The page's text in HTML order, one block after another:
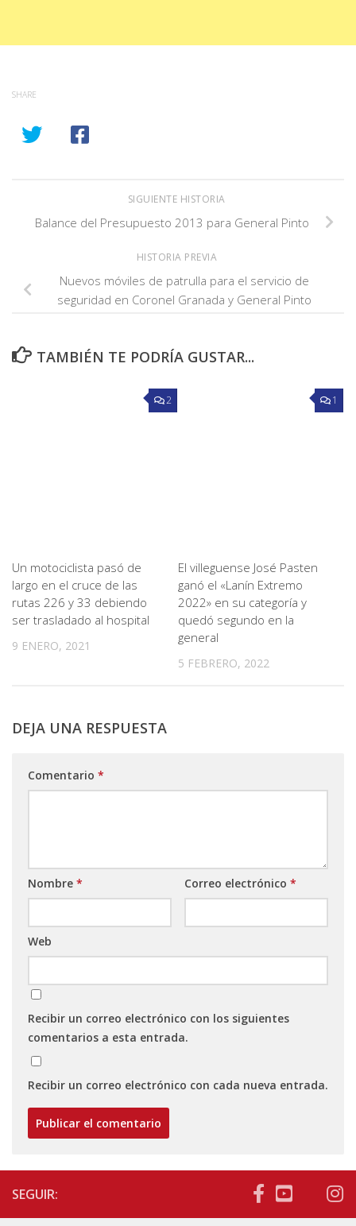
SHARE
SIGUIENTE HISTORIA
Balance del Presupuesto 2013 para General Pinto
HISTORIA PREVIA
Nuevos móviles de patrulla para el servicio de
seguridad en Coronel Granada y General Pinto
TAMBIÉN TE PODRÍA GUSTAR...
2
Un motociclista pasó de
largo en el cruce de las
rutas 226 y 33 debiendo
ser trasladado al hospital
9 ENERO, 2021
1
El villeguense José Pasten
ganó el «Lanín Extremo
2022» en su categoría y
quedó segundo en la
general
5 FEBRERO, 2022
DEJA UNA RESPUESTA
Comentario *
Nombre * Correo electrónico *
Web
Recibir un correo electrónico con los siguientes
comentarios a esta entrada.
Recibir un correo electrónico con cada nueva entrada.
SEGUIR: